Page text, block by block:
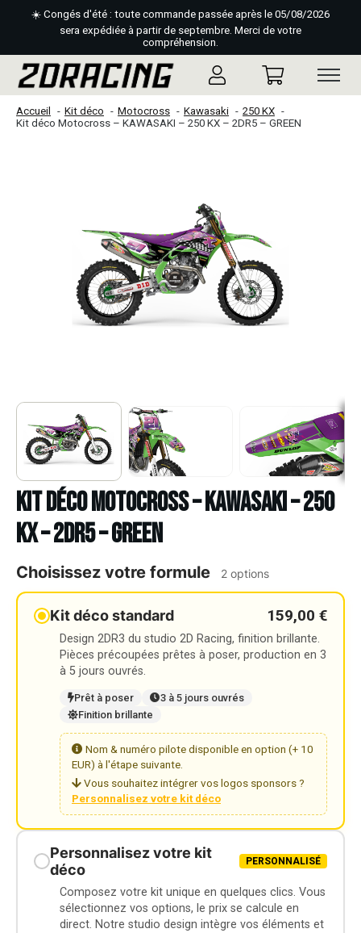
☀️ Congés d'été : toute commande passée après le 05/08/2026
sera expédiée à partir de septembre. Merci de votre
compréhension.
Accueil Kit déco Motocross Kawasaki
250 KX
Kit déco Motocross – KAWASAKI – 250 KX – 2DR5 – GREEN
Kit déco Motocross – KAWASAKI – 250
KX – 2DR5 – GREEN
Choisissez votre formule 2 options
Kit déco standard 159,00 €
Design 2DR3 du studio 2D Racing, finition brillante.
Pièces précoupées prêtes à poser, production en 3
à 5 jours ouvrés.
Prêt à poser
3 à 5 jours ouvrés
Finition brillante
Nom & numéro pilote disponible en option (+ 10
EUR) à l'étape suivante.
Vous souhaitez intégrer vos logos sponsors ?
Personnalisez votre kit déco
Personnalisez votre kit
déco
PERSONNALISÉ
Composez votre kit unique en quelques clics. Vous
sélectionnez vos options, le prix se calcule en
direct. Notre studio design intègre vos éléments et